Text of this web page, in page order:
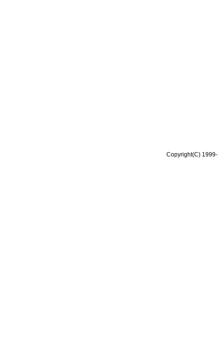
Copyright(C)